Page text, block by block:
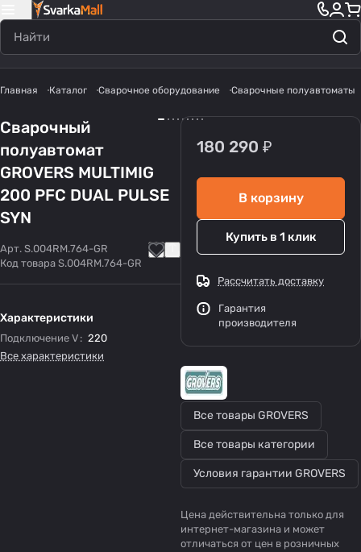
Главная Каталог Сварочное оборудование Сварочные полуавтоматы
Сварочный
полуавтомат
GROVERS MULTIMIG
200 PFC DUAL PULSE
SYN
Арт. S.004RM.764-GR
Код товара S.004RM.764-GR
Характеристики
Подключение V : 220
Все характеристики
180 290 ₽
В корзину
Купить в 1 клик
Рассчитать доставку
Гарантия
производителя
Все товары GROVERS
Все товары категории
Условия гарантии GROVERS
Цена действительна только для
интернет-магазина и может
отличаться от цен в розничных